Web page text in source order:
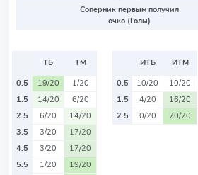
Соперник первым получил
очко (Голы)
ТБ
ТМ
0.5
19/20
1/20
1.5
14/20
6/20
2.5
6/20
14/20
3.5
3/20
17/20
4.5
3/20
17/20
5.5
1/20
19/20
ИТБ
ИТМ
0.5
10/20
10/20
1.5
4/20
16/20
2.5
0/20 20/20